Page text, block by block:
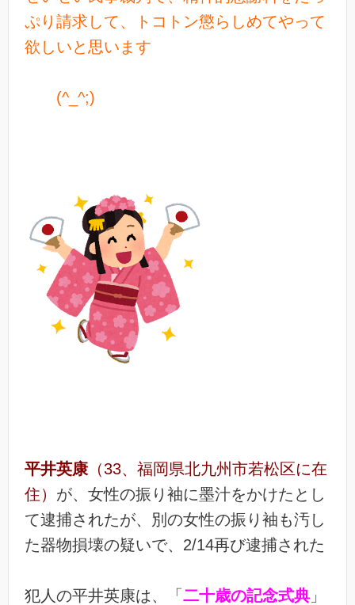
ぷり請求して、トコトン懲らしめてやって
欲しいと思います
(^_^;)
平井英康 （33、福岡県北九州市若松区に在
住） が、女性の振り袖に墨汁をかけたとし
て逮捕されたが、別の女性の振り袖も汚し
た器物損壊の疑いで、2/14再び逮捕された
犯人の平井英康は、「二十歳の記念式典 」